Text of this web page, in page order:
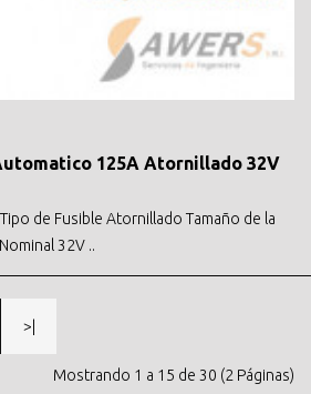
125A Atornillado 32V
de Fusible Atornillado Tamaño de la
32V ..
>|
Mostrando 1 a 15 de 30 (2 Páginas)